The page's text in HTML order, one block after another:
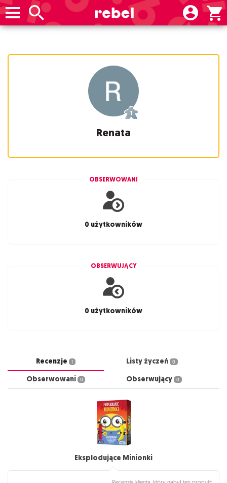
Renata
OBSERWOWANI
0 użytkowników
OBSERWUJĄCY
0 użytkowników
Recenzje 1 Listy życzeń 0
Obserwowani 0 Obserwujący 0
Eksplodujące Minionki